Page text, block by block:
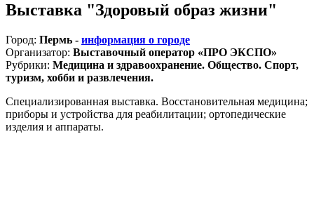
Выставка "Здоровый образ жизни"
Город: Пермь - информация о городе
Организатор: Выставочный оператор «ПРО ЭКСПО»
Рубрики: Медицина и здравоохранение. Общество. Спорт,
туризм, хобби и развлечения.
Специализированная выставка. Восстановительная медицина;
приборы и устройства для реабилитации; ортопедические
изделия и аппараты.